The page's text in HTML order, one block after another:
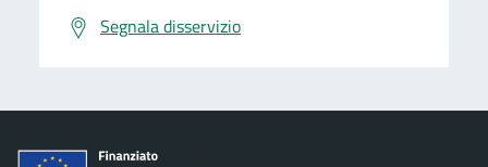
Segnala disservizio